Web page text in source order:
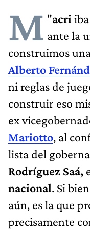
"
M acri
ante la
construimos
Alberto
ni reglas de
construir eso
ex
Mariotto, al
lista del
Rodríguez Saá,
nacional. Si
aún, es la que
precisamente